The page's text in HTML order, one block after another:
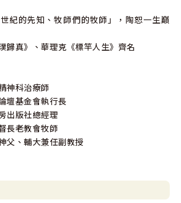
紀的先知、牧師們的牧師」，陶恕一生巔
歸真》、華理克《標竿人生》齊名
神科治療師
壇基金會執行長
出版社總經理
長老教會牧師
父、輔大兼任副教授